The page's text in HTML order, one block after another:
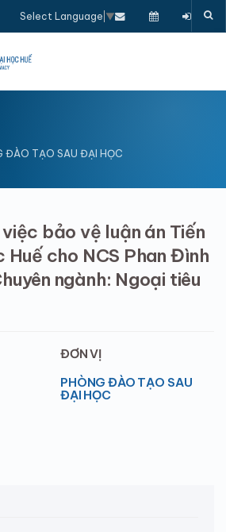
Select Language ▼
ĐÀO TẠO SAU ĐẠI HỌC
bảo vệ luận án Tiến
cho NCS Phan Đình
ngành: Ngoại tiêu
ĐƠN VỊ
PHÒNG ĐÀO TẠO SAU
ĐẠI HỌC